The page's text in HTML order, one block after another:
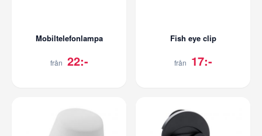
Mobiltelefonlampa
från 22:-
Fish eye clip
från 17:-